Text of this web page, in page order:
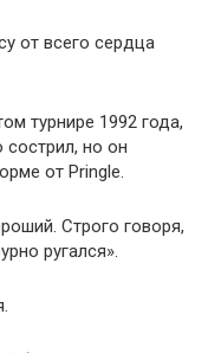
от всего сердца
турнире 1992 года,
но он
от Pringle.
Строго говоря,
ругался».